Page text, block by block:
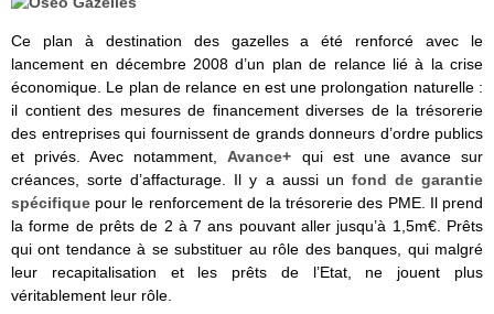
Ce plan à destination des gazelles a été renforcé avec le
lancement en décembre 2008 d’un plan de relance lié à la crise
économique. Le plan de relance en est une prolongation naturelle :
il contient des mesures de financement diverses de la trésorerie
des entreprises qui fournissent de grands donneurs d’ordre publics
et privés. Avec notamment,Avance+ qui est une avance sur
créances, sorte d’affacturage. Il y a aussi un fond de garantie
spécifique pour le renforcement de la trésorerie des PME. Il prend
la forme de prêts de 2 à 7 ans pouvant aller jusqu’à 1,5m€. Prêts
qui ont tendance à se substituer au rôle des banques, qui malgré
leur recapitalisation et les prêts de l’Etat, ne jouent plus
véritablement leur rôle.